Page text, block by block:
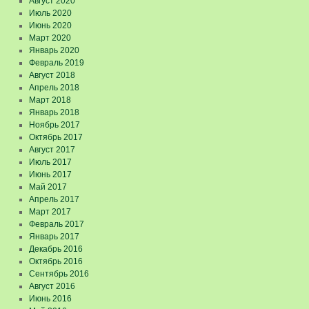
Июль 2020
Июнь 2020
Март 2020
Январь 2020
Февраль 2019
Август 2018
Апрель 2018
Март 2018
Январь 2018
Ноябрь 2017
Октябрь 2017
Август 2017
Июль 2017
Июнь 2017
Май 2017
Апрель 2017
Март 2017
Февраль 2017
Январь 2017
Декабрь 2016
Октябрь 2016
Сентябрь 2016
Август 2016
Июнь 2016